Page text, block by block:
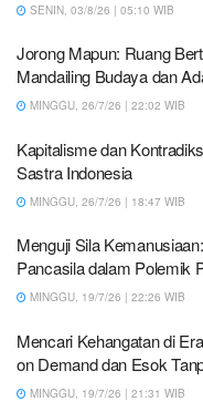
SENIN, 03/8/26 | 05:10 WIB
Jorong Mapun: Ruang
Mandailing Budaya dan
MINGGU, 26/7/26 | 22:02 WIB
Kapitalisme dan
Sastra Indonesia
MINGGU, 26/7/26 | 18:47 WIB
Menguji Sila
Pancasila dalam Polemik
MINGGU, 19/7/26 | 22:26 WIB
Mencari Kehangatan di
on Demand dan Esok
MINGGU, 19/7/26 | 21:31 WIB